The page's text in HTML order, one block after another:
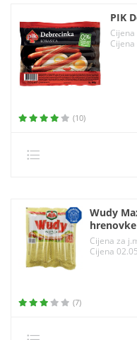
PIK
Cijena
(10)
Wudy
Cijena za
Cijena
(7)